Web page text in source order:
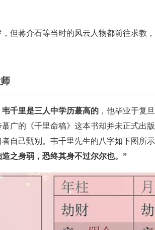
但蒋介石等当时的风云人物都前往求教，
韦千里是三人中学历蕞高的 ，他毕业于复
广的《千里命稿》这本书却并未正式出
自己甄别。韦千里先生的八字如下图所
之身弱，恐终其身不过尔尔也。”